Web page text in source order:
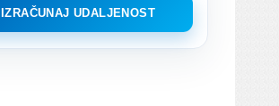
IZRAČUNAJ UDALJENOST